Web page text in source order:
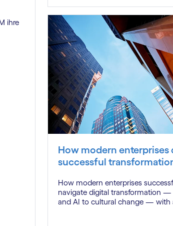
ihre
How modern enterprises
successful
How modern enterprises
navigate digital transformation
and AI to cultural change — with